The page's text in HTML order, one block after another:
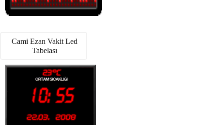
Cami Ezan Vakit Led
Tabelası